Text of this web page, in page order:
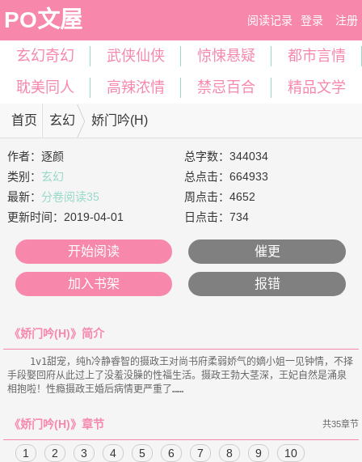
PO文屋 阅读记录 登录 注册
玄幻奇幻 武侠仙侠 惊悚悬疑
都市言情
耽美同人
高辣浓情 禁忌百合 精品文学
首页 玄幻 娇门吟(H)
作者：逐颜
类别： 玄幻
最新： 分卷阅读35
更新时间： 2019-04-01
总字数：344034
总点击：664933
周点击：4652
日点击：734
开始阅读 催更
加入书架 报错
《娇门吟(H)》简介
手段娶回府从此过上了没羞没臊的性福生活。摄政王勃大茎深，王妃自然是涌泉
《娇门吟(H)》章节 共35章节
1 2 3 4 5 6 7 8 9 10